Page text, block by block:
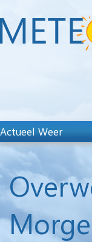
Actueel Weer